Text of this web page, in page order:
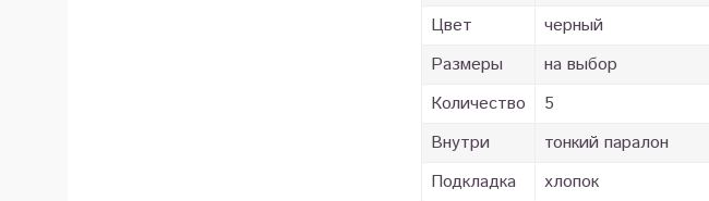
Цвет
черный
Размеры
на выбор
Количество
5
Внутри
тонкий паралон
Подкладка
хлопок